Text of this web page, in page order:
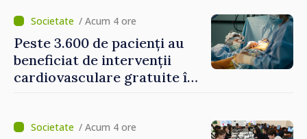
/ Acum 4 ore
Peste 3.600 de pacienți au
beneficiat de intervenții
cardiovasculare gratuite în
/ Acum 4 ore